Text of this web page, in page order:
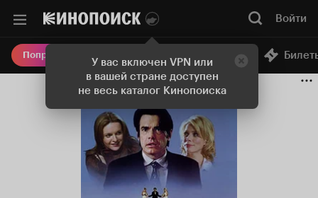
У вас включен VPN или
в вашей стране доступен
не весь каталог Кинопоиска
Войти
Попробовать Плюс Онлайн-кинотеатр